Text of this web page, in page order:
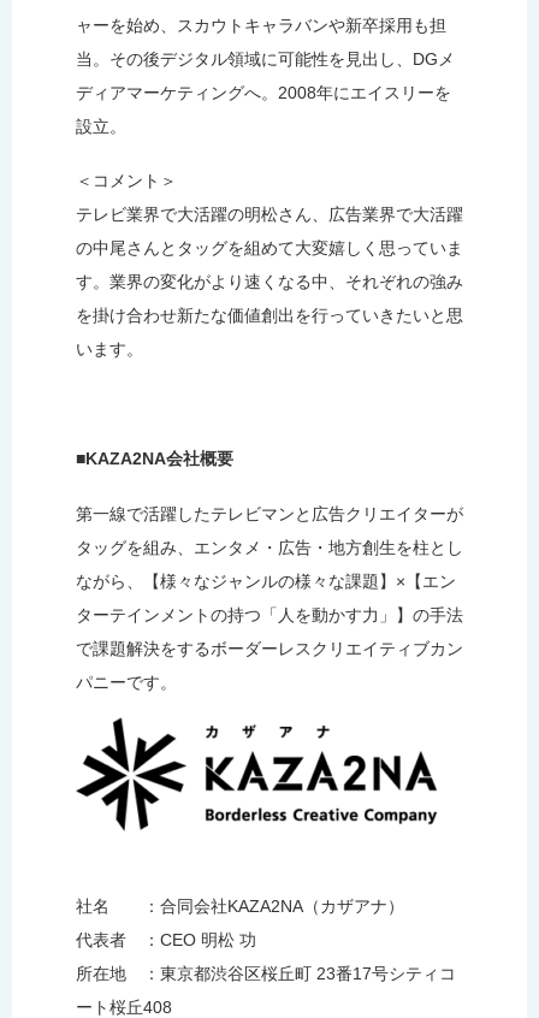
ャーを始め、スカウトキャラバンや新卒採用も担
当。その後デジタル領域に可能性を見出し、DGメ
ディアマーケティングへ。2008年にエイスリーを
設立。
＜コメント＞
テレビ業界で大活躍の明松さん、広告業界で大活躍
の中尾さんとタッグを組めて大変嬉しく思っていま
す。業界の変化がより速くなる中、それぞれの強み
を掛け合わせ新たな価値創出を行っていきたいと思
います。
■KAZA2NA会社概要
第一線で活躍したテレビマンと広告クリエイターが
タッグを組み、エンタメ・広告・地方創生を柱とし
ながら、【様々なジャンルの様々な課題】×【エン
ターテインメントの持つ「人を動かす力」】の手法
で課題解決をするボーダーレスクリエイティブカン
パニーです。
社名 ：合同会社KAZA2NA（カザアナ）
代表者 ：CEO 明松 功
所在地 ：東京都渋谷区桜丘町 23番17号シティコ
ート桜丘408